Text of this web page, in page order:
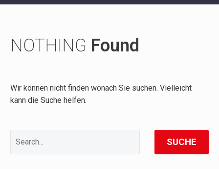
NOTHING Found
Wir können nicht finden wonach Sie suchen. Vielleicht
kann die Suche helfen.
SUCHE